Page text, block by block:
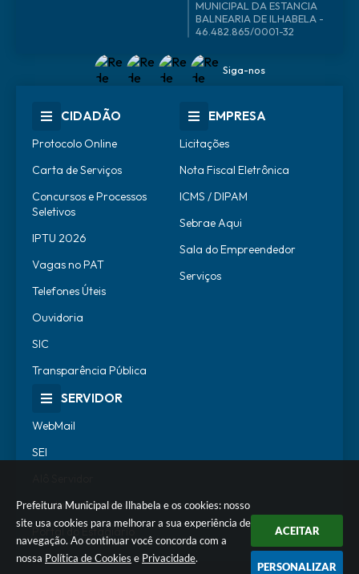
Prefeitura Municipal de Ilhabela e os cookies: nosso
site usa cookies para melhorar a sua experiência de
navegação. Ao continuar você concorda com a
nossa Política de Cookies e Privacidade.
ACEITAR
PERSONALIZAR
46.482.865/0001-32
Siga-nos
CIDADÃO
Protocolo Online
Carta de Serviços
Concursos e Processos
Seletivos
IPTU 2026
Vagas no PAT
Telefones Úteis
Ouvidoria
SIC
Transparência Pública
EMPRESA
Licitações
Nota Fiscal Eletrônica
ICMS / DIPAM
Sebrae Aqui
Sala do Empreendedor
Serviços
SERVIDOR
WebMail
SEI
Escola de Governo
Portal do Estagiário